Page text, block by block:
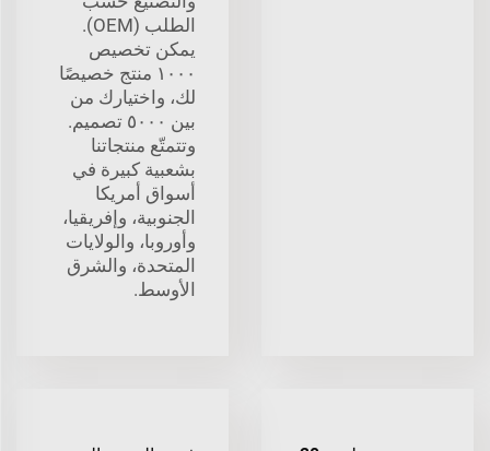
الطلب (OEM).
يمكن تخصيص
١٠٠٠ منتج خصيصًا
لك، واختيارك من
بين ٥٠٠٠ تصميم.
وتتمتّع منتجاتنا
بشعبية كبيرة في
أسواق أمريكا
الجنوبية، وإفريقيا،
وأوروبا، والولايات
المتحدة، والشرق
الأوسط.